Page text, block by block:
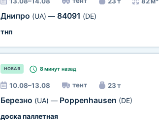
Днипро (UA) — 84091 (DE)
тнп
НОВАЯ 8 минутназад
10.08–13.08 тент 23 т
Березно (UA) — Poppenhausen (DE)
доска паллетная